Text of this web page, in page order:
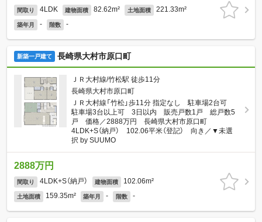
間取り 4LDK 建物面積 82.62m² 土地面積 221.33m²
築年月 - 階数 -
新築一戸建て 長崎県大村市原口町
ＪＲ大村線/竹松駅 徒歩11分
長崎県大村市原口町
ＪＲ大村線「竹松」歩11分 指定なし 駐車場2台可
駐車場3台以上可 3日以内 販売戸数1戸 総戸数5
戸 価格／2888万円 長崎県大村市原口町
4LDK+S（納戸） 102.06平米（登記） 向き／▼未選
択 by SUUMO
2888万円
間取り 4LDK+S（納戸） 建物面積 102.06m²
土地面積 159.35m² 築年月 - 階数 -